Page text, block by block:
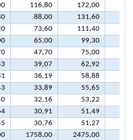
116,80 172,00
88,00 131,60
73,60 111,40
65,00 99,30
47,70 75,00
39,07 62,92
36,19 58,88
33,89 55,65
32,16 53,22
30,91 51,49
30,76 51,27
1758,00 2475,00